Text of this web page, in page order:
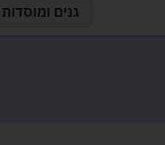
גנים ומוסדות